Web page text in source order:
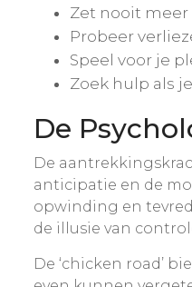
Zet nooit meer
Probeer
Speel voor je
Zoek hulp als
De
De
anticipatie en de
opwinding en
de illusie van
De ‘chicken road’